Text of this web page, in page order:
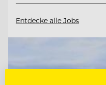
Entdecke alle Jobs